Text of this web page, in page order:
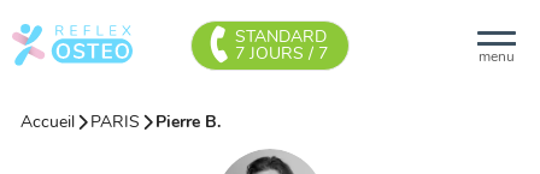
menu
STANDARD
7 JOURS / 7
Accueil PARIS Pierre B.